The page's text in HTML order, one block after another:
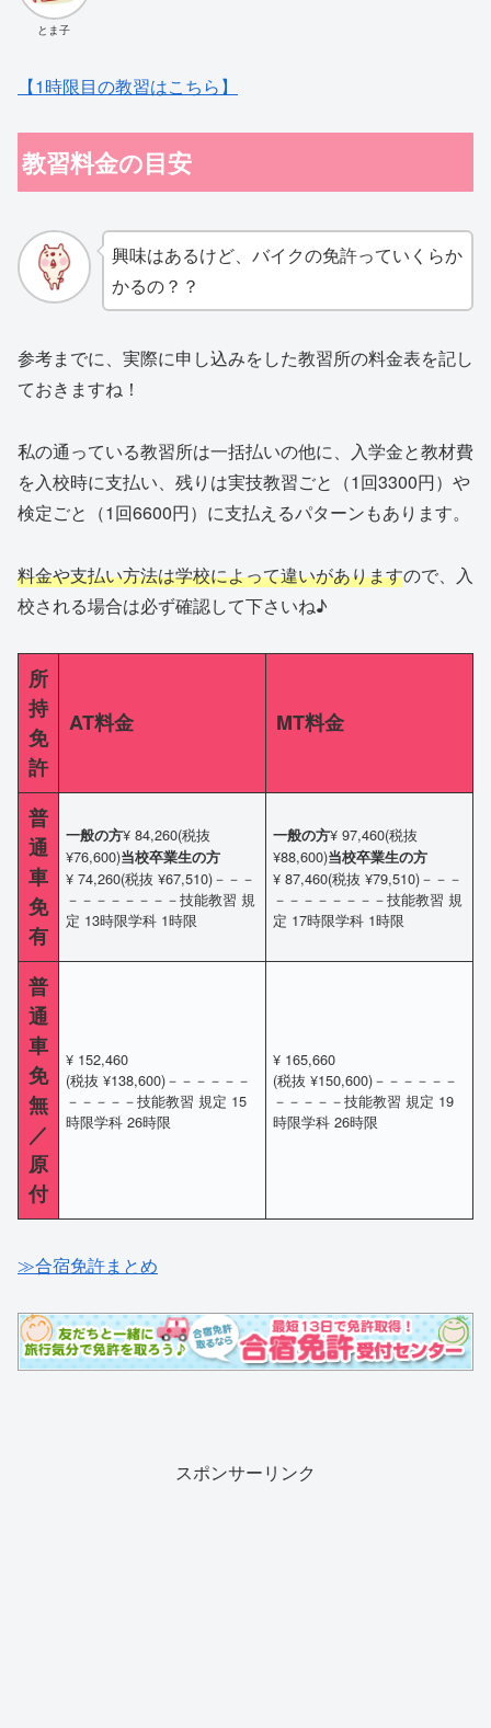
とま子
【1時限目の教習はこちら】
教習料金の目安
興味はあるけど、バイクの免許っていくらか
かるの？？
参考までに、実際に申し込みをした教習所の料金表を記し
ておきますね！
私の通っている教習所は一括払いの他に、入学金と教材費
を入校時に支払い、残りは実技教習ごと（1回3300円）や
検定ごと（1回6600円）に支払えるパターンもあります。
料金や支払い方法は学校によって違いがありますので、入
校される場合は必ず確認して下さいね♪
所
持
免
許
AT料金 MT料金
普
通
車
免
有
一般の方¥ 84,260(税抜
¥76,600)当校卒業生の方
¥ 74,260(税抜 ¥67,510)－－－
－－－－－－－－技能教習 規
定 13時限学科 1時限
一般の方¥ 97,460(税抜
¥88,600)当校卒業生の方
¥ 87,460(税抜 ¥79,510)－－－
－－－－－－－－技能教習 規
定 17時限学科 1時限
普
通
車
免
無
／
原
付
¥ 152,460
(税抜 ¥138,600)－－－－－－
－－－－－技能教習 規定 15
時限学科 26時限
¥ 165,660
(税抜 ¥150,600)－－－－－－
－－－－－技能教習 規定 19
時限学科 26時限
≫合宿免許まとめ
スポンサーリンク